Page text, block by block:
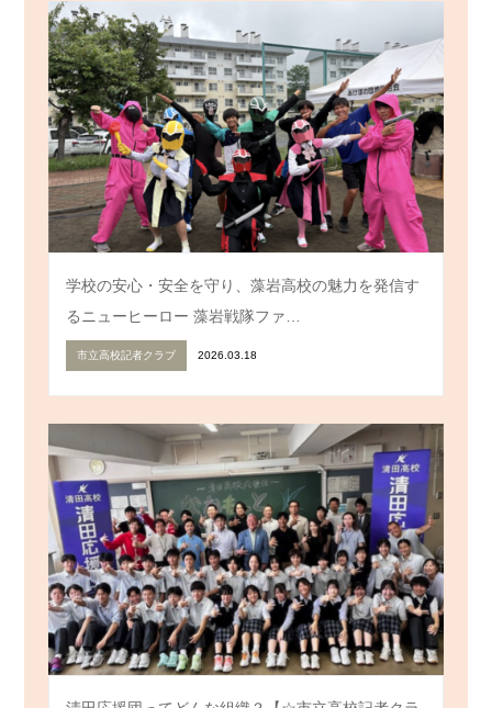
学校の安心・安全を守り、藻岩高校の魅力を発信す
るニューヒーロー 藻岩戦隊ファ…
市立高校記者クラブ 2026.03.18